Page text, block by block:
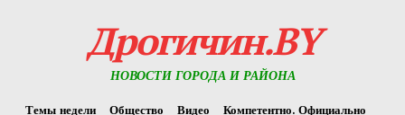
Дрогичин.BY
НОВОСТИ ГОРОДА И РАЙОНА
Темы недели Общество Видео
Компетентно. Официально